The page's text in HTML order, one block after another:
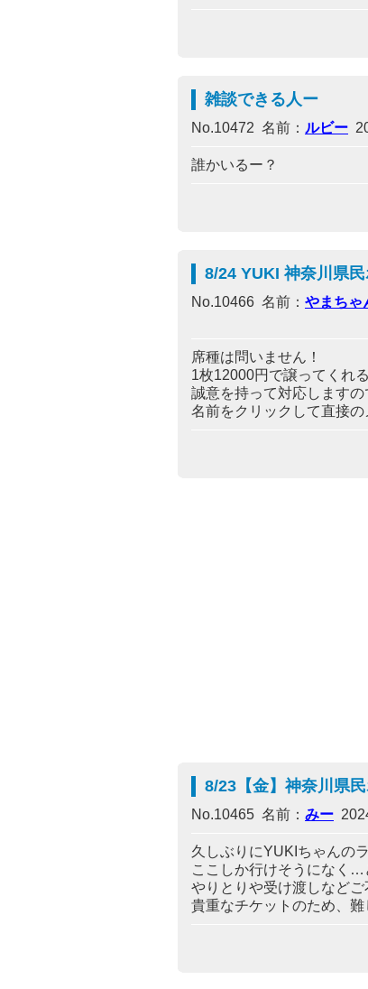
雑談できる人ー
No.10472 名前： ルビー
誰かいるー？
8/24 YUKI 神奈川県
No.10466 名前： やまちゃ
席種は問いません！
1枚12000円で譲ってくれ
誠意を持って対応します
名前をクリックして直接
8/23【金】神奈川県
No.10465 名前： みー
久しぶりにYUKIちゃんの
ここしか行けそうになく…
やりとりや受け渡しなどご
貴重なチケットのため、